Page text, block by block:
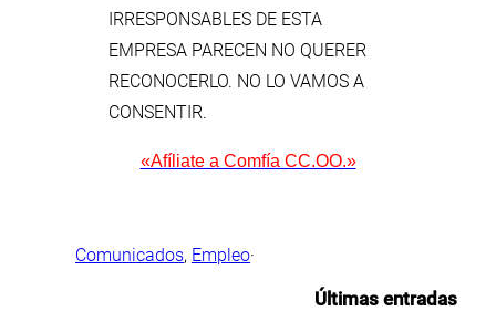
IRRESPONSABLES DE ESTA
EMPRESA PARECEN NO QUERER
RECONOCERLO. NO LO VAMOS A
CONSENTIR.
«Afíliate a Comfía CC.OO.»
Comunicados, Empleo·
Últimas entradas